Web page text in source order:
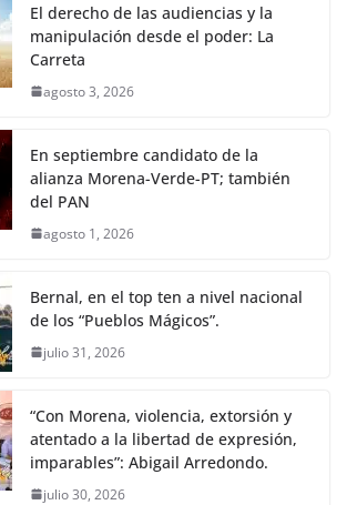
El derecho de las audiencias y la
manipulación desde el poder: La
Carreta
agosto 3, 2026
En septiembre candidato de la
alianza Morena-Verde-PT; también
del PAN
agosto 1, 2026
Bernal, en el top ten a nivel nacional
de los “Pueblos Mágicos”.
julio 31, 2026
“Con Morena, violencia, extorsión y
atentado a la libertad de expresión,
imparables”: Abigail Arredondo.
julio 30, 2026